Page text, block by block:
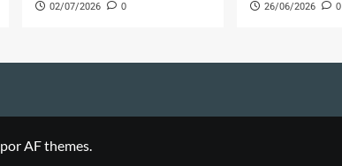
02/07/2026 0 26/06/2026 0
por AF themes.